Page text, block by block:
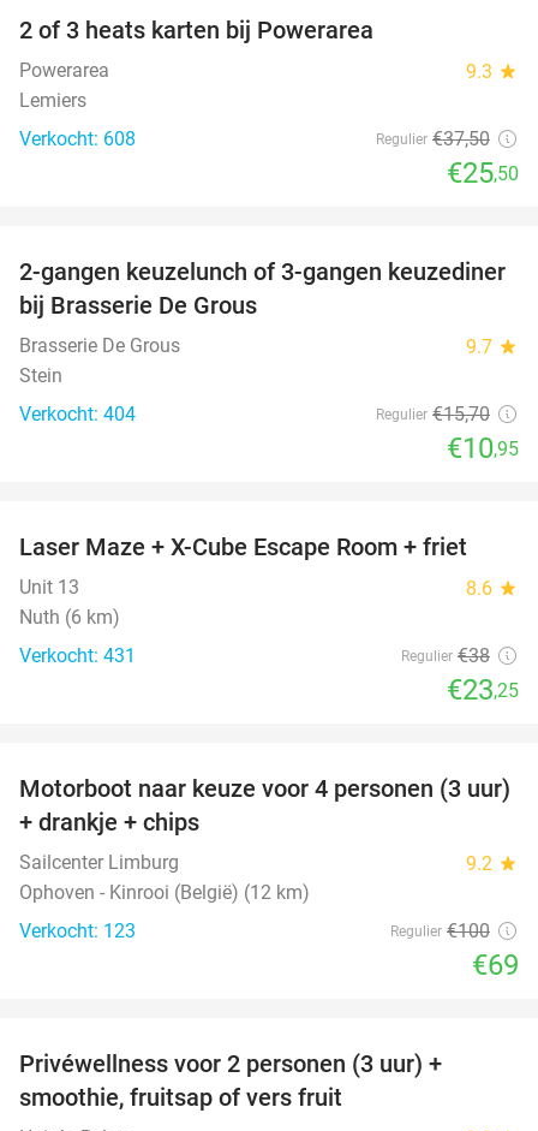
2 of 3 heats karten bij Powerarea
Powerarea 9.3 star
Lemiers
Verkocht: 608
Regulier €37,50
€25,50
30%
2-gangen keuzelunch of 3-gangen keuzediner
bij Brasserie De Grous
Brasserie De Grous 9.7 star
Stein
Verkocht: 404
Regulier €15,70
€10,95
39%
Laser Maze + X-Cube Escape Room + friet
Unit 13 8.6 star
Nuth (6 km)
Verkocht: 431
Regulier €38
€23,25
31%
Motorboot naar keuze voor 4 personen (3 uur)
+ drankje + chips
Sailcenter Limburg 9.2 star
Ophoven - Kinrooi (België) (12 km)
Verkocht: 123
Regulier €100
€69
Privéwellness voor 2 personen (3 uur) +
smoothie, fruitsap of vers fruit